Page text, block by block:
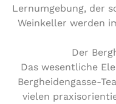
Lern­um­ge­bung, der
Wein­kel­ler werden
Der
Das wesent­li­che
Berg­hei­den­gas­se-
vielen